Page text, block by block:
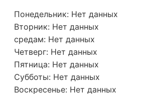
Понедельник: Нет данных
Вторник: Нет данных
средам: Нет данных
Четверг: Нет данных
Пятница: Нет данных
Субботы: Нет данных
Воскресенье: Нет данных